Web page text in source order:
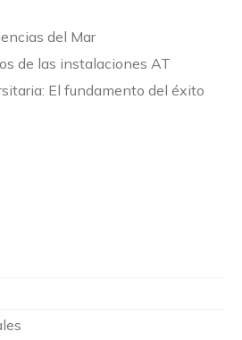
del Mar
de las instalaciones AT
El fundamento del éxito